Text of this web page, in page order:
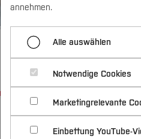
Studium
Studienangebote
Bachelorstudiengänge
Masterstudiengänge
Vor dem Studium
Bewerben &
Bewerbungsportal
Im Studium
Studienbüros und
Nach dem Studium
Forschung &
Profil
Forschungs- und
Schwerpunkte (FuT)
Beratung &
Nachhaltigkeit
Nachhaltigkeit
International
Auf der Suche
unbegrenzten
Startseite
Studium
annehmen.
Alle auswählen
Notwendige Cookies
Marketingrelevante
Einbettung YouTube-